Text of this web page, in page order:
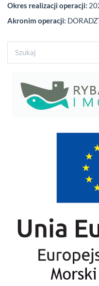
Okres realizacji operacji:
Akronim operacji:
Formularz